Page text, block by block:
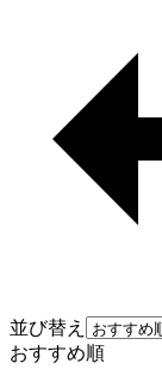
並び替え
おすすめ順